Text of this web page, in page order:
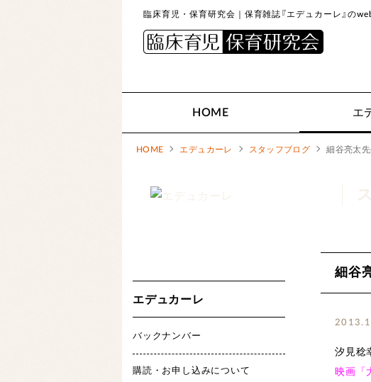
臨床育児・保育研究会｜保育雑誌『エデュカーレ』の
HOME エ
HOME エデュカーレ スタッフブログ 細谷亮太先
細谷
汐見稔
映画「
エデュカーレ
バックナンバー
購読・お申し込みについて